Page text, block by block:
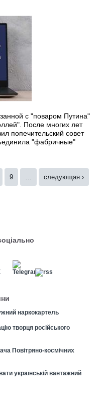
с "поваром Путина"
После многих лет
попечительский совет
"фабричные"
9 … следующая ›
наркокартель
творця російського
Повітряно-космічних
українській вантажний